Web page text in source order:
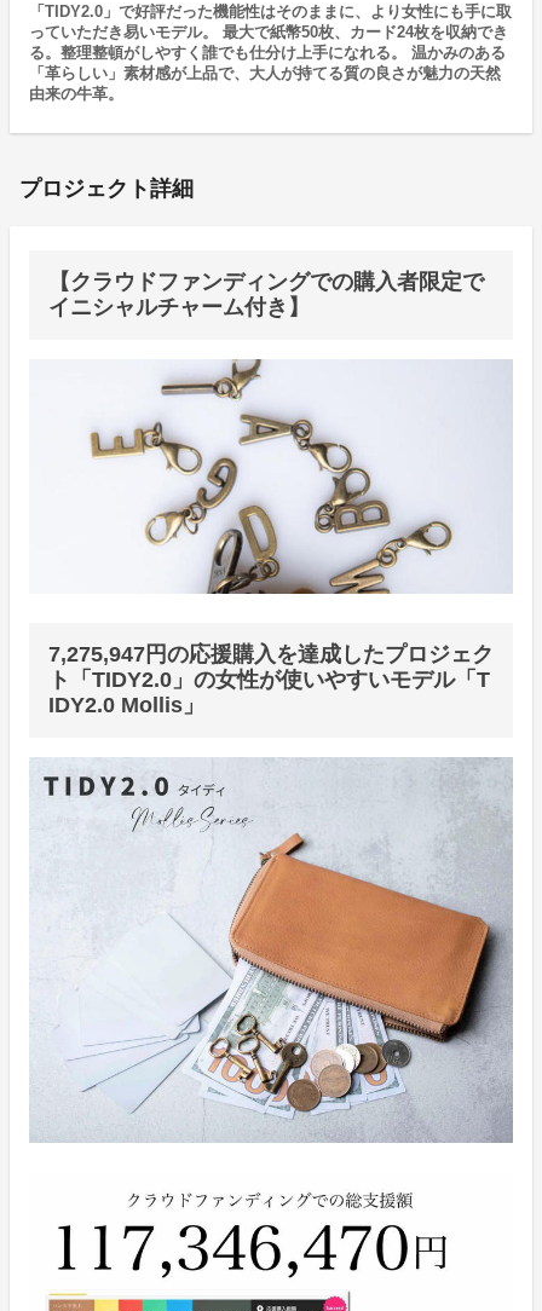
「TIDY2.0」で好評だった機能性はそのままに、より女性にも手に取
っていただき易いモデル。 最大で紙幣50枚、カード24枚を収納でき
る。整理整頓がしやすく誰でも仕分け上手になれる。 温かみのある
「革らしい」素材感が上品で、大人が持てる質の良さが魅力の天然
由来の牛革。
プロジェクト詳細
【クラウドファンディングでの購入者限定で
イニシャルチャーム付き】
7,275,947円の応援購入を達成したプロジェク
ト「TIDY2.0」の女性が使いやすいモデル「T
IDY2.0 Mollis」